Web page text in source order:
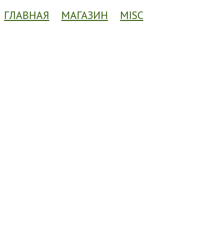
ГЛАВНАЯ
МАГАЗИН MISC